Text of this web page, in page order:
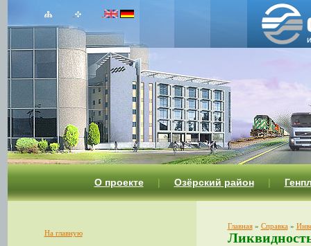
О проекте | Озёрский район |
На главную
Главная» Справка»